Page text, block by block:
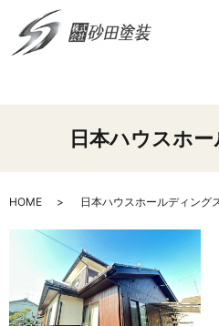
日本ハウスホ
HOME 日本ハウスホールディング